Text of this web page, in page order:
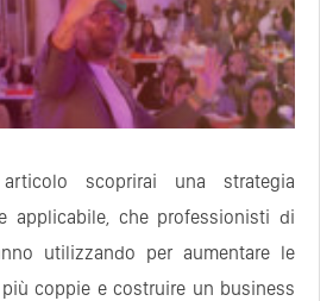
scoprirai una strategia
applicabile, che professionisti di
utilizzando per aumentare le
coppie e costruire un business